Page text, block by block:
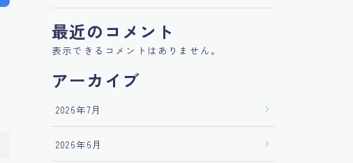
最近のコメント
表示できるコメントはありません。
アーカイブ
2026年7月
2026年6月